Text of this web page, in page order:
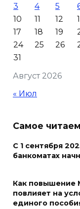
6 августа
07 августа 2026
Проект
программы
07 августа 2026
Строить.
полуфинал
#МЫВМЕСТЕ-
проектов
Август 2026
3
4 5
10
11 12
17
18 19
24
25 26
31
« Июл
Самое
С 1 сентября
банкоматах
Как повышение
повлияет на
единого